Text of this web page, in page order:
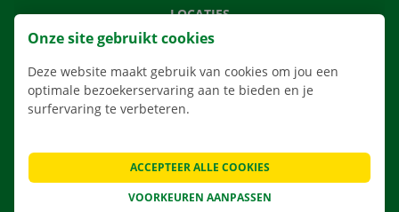
LOCATIES
APP
VERHUISOPLOSSINGEN
CONTACTEER ONS
VEELGESTELDE VRAGEN
Onze site gebruikt cookies
Deze website maakt gebruik van cookies om jou een
optimale bezoekerservaring aan te bieden en je
surfervaring te verbeteren.
VOORKEUREN AANPASSEN
ACCEPTEER ALLE COOKIES